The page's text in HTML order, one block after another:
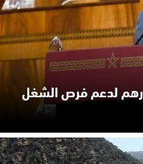
رصدت 15 مليار درهم لدعم فرص الشغل